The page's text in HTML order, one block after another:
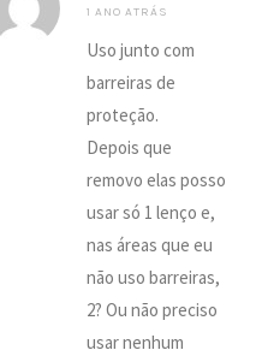
1 ANO ATRÁS
Uso junto com
barreiras de
proteção.
Depois que
removo elas posso
usar só 1 lenço e,
nas áreas que eu
não uso barreiras,
2? Ou não preciso
usar nenhum